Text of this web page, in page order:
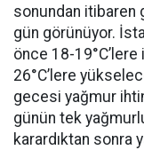
sonundan itibaren
gün görünüyor.
önce 18-
26°C’lere
gecesi yağmur
günün tek
karardıktan sonra